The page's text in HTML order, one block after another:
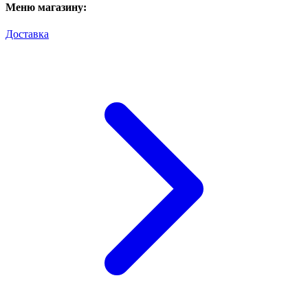
Меню магазину:
Доставка